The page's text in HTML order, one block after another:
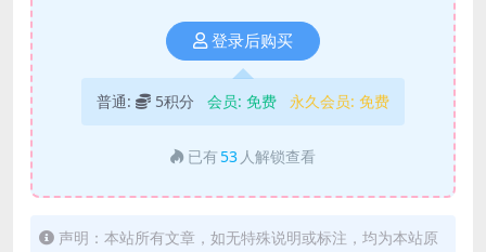
登录后购买
普通: 5积分 会员: 免费 永久会员: 免费
已有 53 人解锁查看
声明：本站所有文章，如无特殊说明或标注，均为本站原